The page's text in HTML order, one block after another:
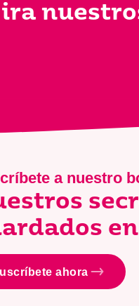
a nuestro
ahora